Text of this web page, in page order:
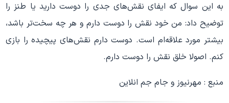
به این سوال که ایفای نقشهای جدی را دوست دارید یا طنز را
توضیح داد: من خود نقش را دوست دارم و هر چه سختتر باشد،
بیشتر مورد علاقهام است. دوست دارم نقشهای پیچیده را بازی
کنم. اصولا خلق نقش را دوست دارم.
منبع : مهرنیوز و جام جم انلاین